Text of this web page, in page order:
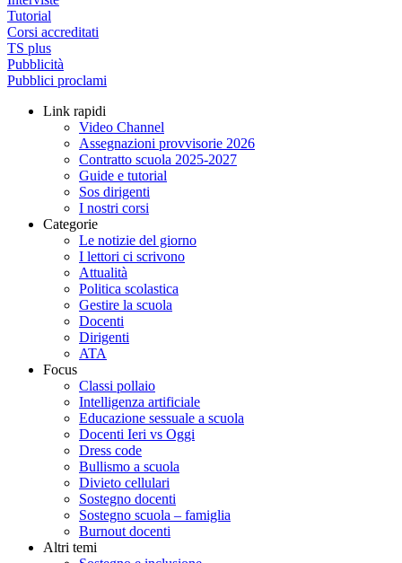
Tutorial
Corsi accreditati
TS plus
Pubblicità
Pubblici proclami
Link rapidi
Video Channel
Assegnazioni provvisorie 2026
Contratto scuola 2025-2027
Guide e tutorial
Sos dirigenti
I nostri corsi
Categorie
Le notizie del giorno
I lettori ci scrivono
Attualità
Politica scolastica
Gestire la scuola
Docenti
Dirigenti
ATA
Focus
Classi pollaio
Intelligenza artificiale
Educazione sessuale a scuola
Docenti Ieri vs Oggi
Dress code
Bullismo a scuola
Divieto cellulari
Sostegno docenti
Sostegno scuola – famiglia
Burnout docenti
Altri temi